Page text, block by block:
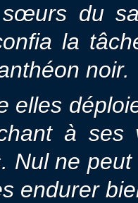
du
la
noir.
elles
à ses
Nul ne
endurer